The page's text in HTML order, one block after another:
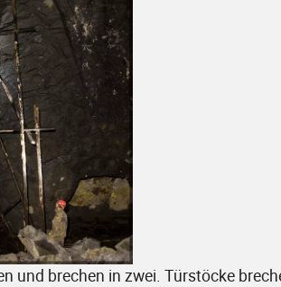
und brechen in zwei. Türstöcke